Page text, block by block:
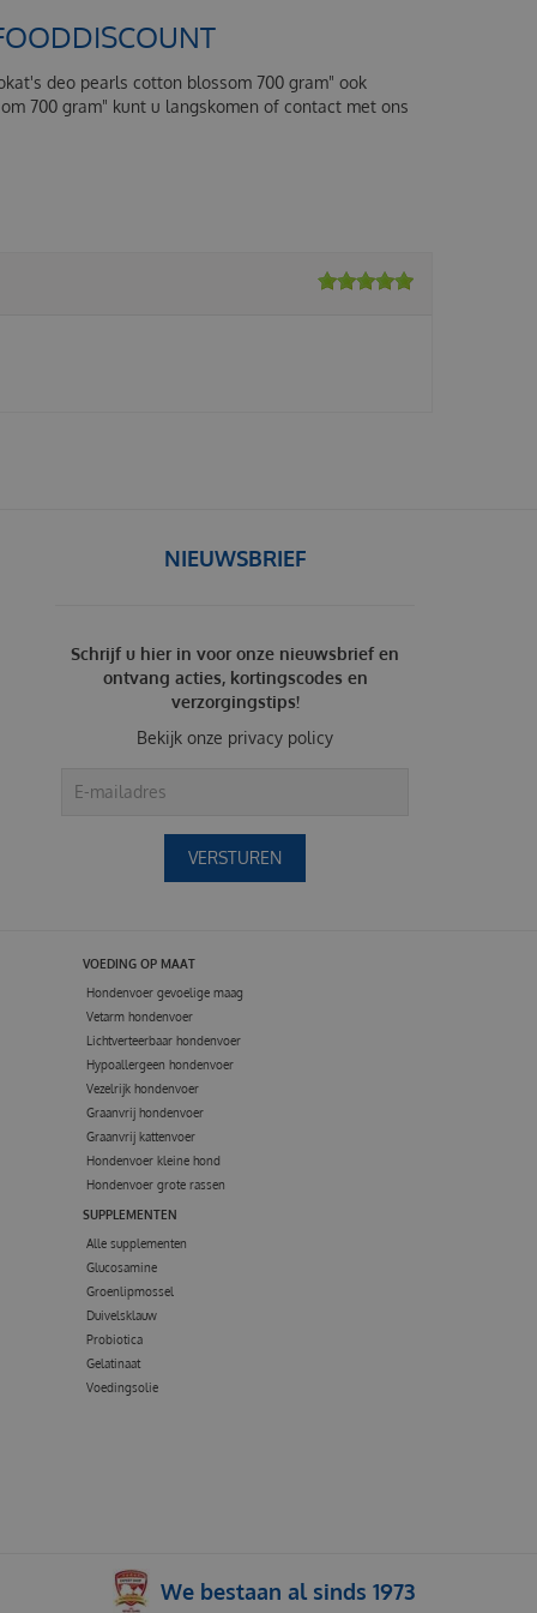
deo pearls cotton blossom 700 gram" ook
700 gram" kunt u langskomen of contact met ons
NIEUWSBRIEF
Schrijf u hier in voor onze nieuwsbrief en
ontvang acties, kortingscodes en
verzorgingstips!
Bekijk onze privacy policy
VOEDING OP MAAT
Hondenvoer gevoelige maag
Vetarm hondenvoer
Lichtverteerbaar hondenvoer
Hypoallergeen hondenvoer
Vezelrijk hondenvoer
Graanvrij hondenvoer
Graanvrij kattenvoer
Hondenvoer kleine hond
Hondenvoer grote rassen
SUPPLEMENTEN
Alle supplementen
Glucosamine
Groenlipmossel
Duivelsklauw
Probiotica
Gelatinaat
Voedingsolie
We bestaan al sinds 1973